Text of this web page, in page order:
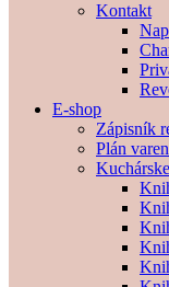
Kontakt
E-shop
Zápisník
Plán